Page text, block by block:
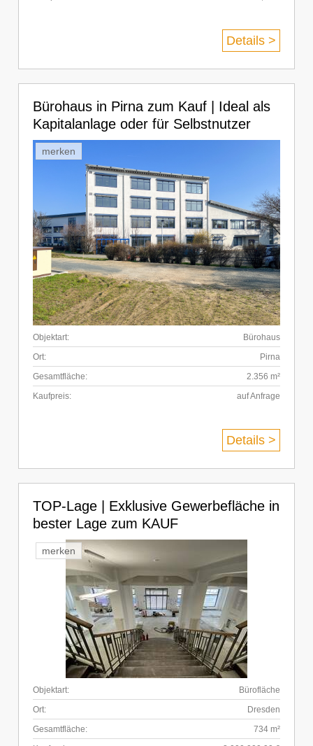
Details >
Bürohaus in Pirna zum Kauf | Ideal als
Kapitalanlage oder für Selbstnutzer
merken
Objektart:
Bürohaus
Ort:
Pirna
Gesamtfläche:
2.356 m²
Kaufpreis:
auf Anfrage
Details >
TOP-Lage | Exklusive Gewerbefläche in
bester Lage zum KAUF
merken
Objektart:
Bürofläche
Ort:
Dresden
Gesamtfläche:
734 m²